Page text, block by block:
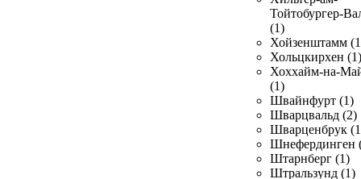
Тойтобургер-
(1)
Хойзенштамм
Хольцкирхен (1)
Хоххайм-на-
(1)
Швайнфурт (1)
Шварцвальд (2)
Шварценбрук
Шнефердинген
Штарнберг (1)
Штральзунд (1)